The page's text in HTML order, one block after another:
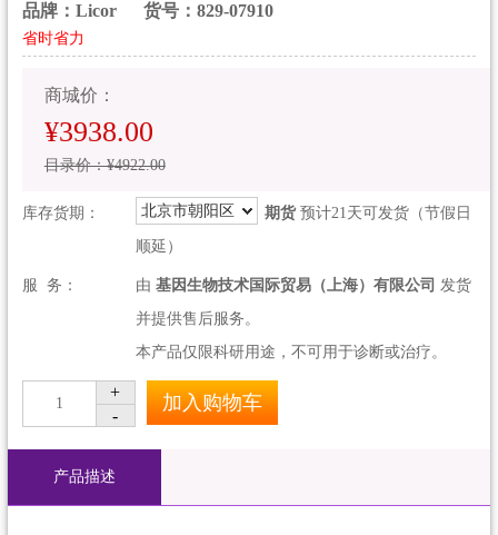
品牌：Licor
货号：829-07910
省时省力
商城价：
¥3938.00
目录价：¥4922.00
库存货期： 北京市朝阳区 期货预计21天可发货（节假日
顺延）
服 务： 由 基因生物技术国际贸易（上海）有限公司 发货
并提供售后服务。
本产品仅限科研用途，不可用于诊断或治疗。
1
+
-
加入购物车
产品描述